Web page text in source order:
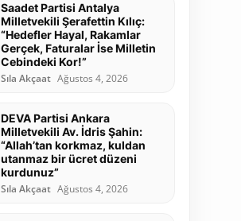
Saadet Partisi Antalya
Milletvekili Şerafettin Kılıç:
“Hedefler Hayal, Rakamlar
Gerçek, Faturalar İse Milletin
Cebindeki Kor!”
Sıla Akçaat Ağustos 4, 2026
DEVA Partisi Ankara
Milletvekili Av. İdris Şahin:
“Allah’tan korkmaz, kuldan
utanmaz bir ücret düzeni
kurdunuz”
Sıla Akçaat Ağustos 4, 2026